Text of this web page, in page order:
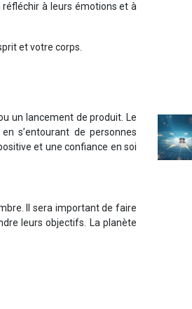
à leurs émotions et à
et votre corps.
un lancement de produit. Le
s’entourant de personnes
et une confiance en soi
Il sera important de faire
leurs objectifs. La planète